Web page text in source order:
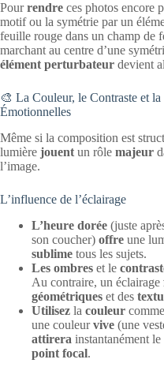
Pourrendre ces photos encore
motif ou la symétrie par un
feuille rouge dans un champ de
marchant au centre d’une
élément perturbateur devient
🎨 La Couleur, le Contraste et
Émotionnelles
Même si la composition est
lumière jouent un rôle majeur
l’image.
L’influence de l’éclairage
L’heure dorée (juste
son coucher) offre une
sublime tous les sujets.
Les ombres et le
Au contraire, un éclairage
géométriques et des
Utilisez la couleur comme
une couleurvive (une
attirera instantanément
point focal.